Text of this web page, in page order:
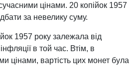
цінами. 20 копійок 1957
за невелику суму.
1957 року залежала від
в той час. Втім, в
цінами, вартість цих монет була